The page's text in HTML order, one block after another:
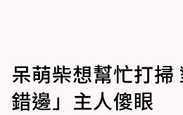
呆萌柴想幫忙打掃
錯邊」主人傻眼